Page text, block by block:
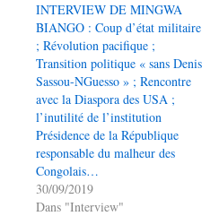
INTERVIEW DE MINGWA
BIANGO : Coup d’état militaire
; Révolution pacifique ;
Transition politique « sans Denis
Sassou-NGuesso » ; Rencontre
avec la Diaspora des USA ;
l’inutilité de l’institution
Présidence de la République
responsable du malheur des
Congolais…
30/09/2019
Dans "Interview"